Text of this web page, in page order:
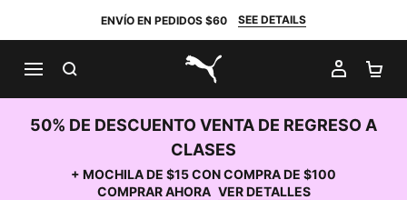
ENVÍO EN PEDIDOS $60 SEE DETAILS
PUMA.com
MI
50% DE DESCUENTO VENTA DE REGRESO A
CLASES
+ MOCHILA DE $15 CON COMPRA DE $100
COMPRAR AHORA VER DETALLES